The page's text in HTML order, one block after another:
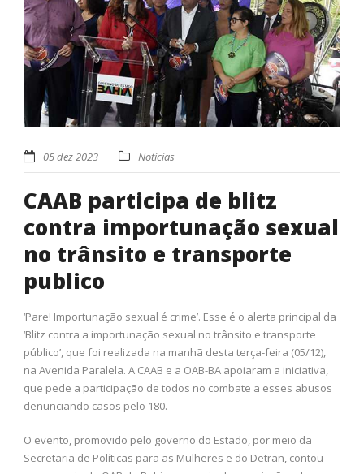
05 dez 2023 Notícias
CAAB participa de blitz
contra importunação sexual
no trânsito e transporte
publico
‘Pare! Importunação sexual é crime’. Esse é o alerta principal da
‘Blitz contra a importunação sexual no trânsito e transporte
público’, que foi realizada na manhã desta terça-feira (05/12),
na Avenida Paralela. A CAAB e a OAB-BA apoiaram a iniciativa,
que pede a participação de todos no combate a esses abusos
denunciando casos pelo 180.
O evento, promovido pelo governo do Estado, por meio da
Secretaria de Políticas para as Mulheres e do Detran, contou